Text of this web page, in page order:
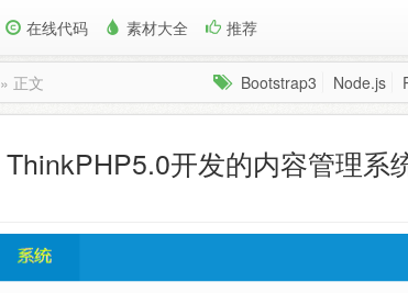
在线代码 素材大全 推荐
» 正文 Bootstrap3 Node.js
ThinkPHP5.0开发的内容管理系